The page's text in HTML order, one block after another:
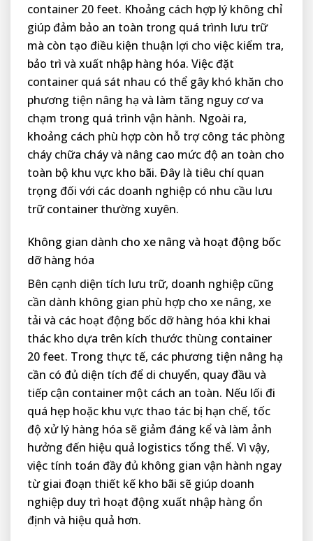
container 20 feet. Khoảng cách hợp lý không chỉ
giúp đảm bảo an toàn trong quá trình lưu trữ
mà còn tạo điều kiện thuận lợi cho việc kiểm tra,
bảo trì và xuất nhập hàng hóa. Việc đặt
container quá sát nhau có thể gây khó khăn cho
phương tiện nâng hạ và làm tăng nguy cơ va
chạm trong quá trình vận hành. Ngoài ra,
khoảng cách phù hợp còn hỗ trợ công tác phòng
cháy chữa cháy và nâng cao mức độ an toàn cho
toàn bộ khu vực kho bãi. Đây là tiêu chí quan
trọng đối với các doanh nghiệp có nhu cầu lưu
trữ container thường xuyên.
Không gian dành cho xe nâng và hoạt động bốc
dỡ hàng hóa
Bên cạnh diện tích lưu trữ, doanh nghiệp cũng
cần dành không gian phù hợp cho xe nâng, xe
tải và các hoạt động bốc dỡ hàng hóa khi khai
thác kho dựa trên kích thước thùng container
20 feet. Trong thực tế, các phương tiện nâng hạ
cần có đủ diện tích để di chuyển, quay đầu và
tiếp cận container một cách an toàn. Nếu lối đi
quá hẹp hoặc khu vực thao tác bị hạn chế, tốc
độ xử lý hàng hóa sẽ giảm đáng kể và làm ảnh
hưởng đến hiệu quả logistics tổng thể. Vì vậy,
việc tính toán đầy đủ không gian vận hành ngay
từ giai đoạn thiết kế kho bãi sẽ giúp doanh
nghiệp duy trì hoạt động xuất nhập hàng ổn
định và hiệu quả hơn.